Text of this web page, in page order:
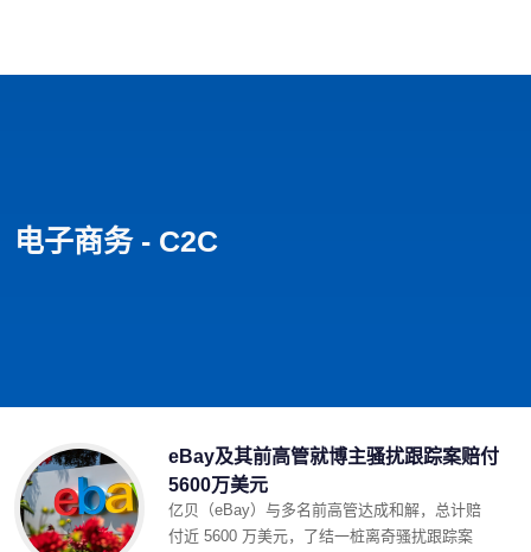
电子商务 - C2C
eBay及其前高管就博主骚扰跟踪案赔付
5600万美元
亿贝（eBay）与多名前高管达成和解，总计赔
付近 5600 万美元，了结一桩离奇骚扰跟踪案